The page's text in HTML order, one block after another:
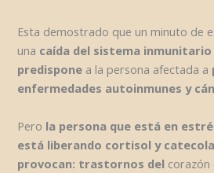
Esta demostrado que un minuto de
una caída del sistema inmunitario
predispone a la persona afectada a
enfermedades autoinmunes y
Pero la persona que está en
está liberando cortisol y
provocan: trastornos del